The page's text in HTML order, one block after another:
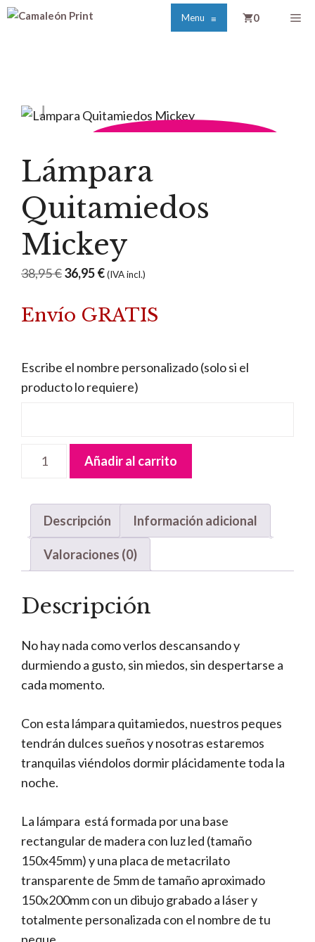
Saltar
Menu ≡ 0
DESCUENTO POR TIEMPO LIMITADO
Lámpara
Quitamiedos
Mickey
38,95€El
original
36,95€El
actual
(IVA incl.)
Envío GRATIS
Escribe el nombre personalizado (solo si el
producto lo requiere)
Lámpara
cantidad
Añadir al carrito
Descripción Información adicional
Valoraciones (0)
Descripción
No hay nada como verlos descansando y
durmiendo a gusto, sin miedos, sin despertarse a
cada momento.
Con esta lámpara quitamiedos, nuestros peques
tendrán dulces sueños y nosotras estaremos
tranquilas viéndolos dormir plácidamente toda la
noche.
La lámpara está formada por una base
rectangular de madera con luz led (tamaño
150x45mm) y una placa de metacrilato
transparente de 5mm de tamaño aproximado
150x200mm con un dibujo grabado a láser y
totalmente personalizada con el nombre de tu